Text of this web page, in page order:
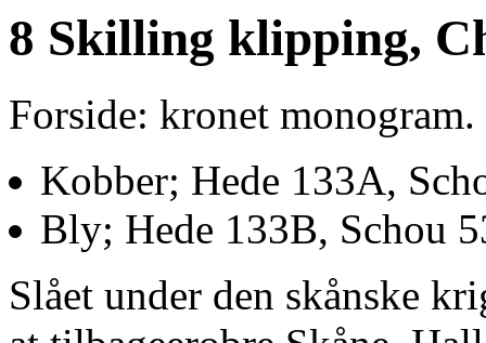
8 Skilling klipping,
Forside: kronet monogram.
Kobber; Hede 133A,
Bly; Hede 133B, Schou
Slået under den skånske